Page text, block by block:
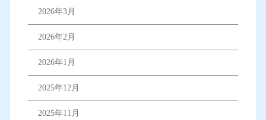
2026年3月
2026年2月
2026年1月
2025年12月
2025年11月